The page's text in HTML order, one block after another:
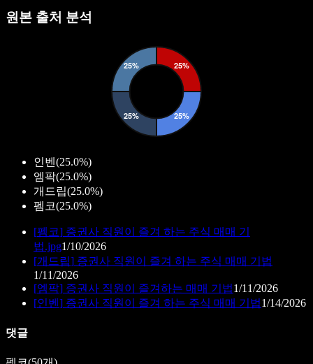
원본 출처 분석
인벤 (25.0%)
엠팍(25.0%)
개드립(25.0%)
펨코(25.0%)
[펨코] 증권사 직원이 즐겨 하는 주식 매매 기
법.jpg1/10/2026
[개드립] 증권사 직원이 즐겨 하는 주식 매매 기법
1/11/2026
[엠팍] 증권사 직원이 즐겨하는 매매 기법1/11/2026
[인벤 ] 증권사 직원이 즐겨 하는 주식 매매 기법1/14/2026
댓글